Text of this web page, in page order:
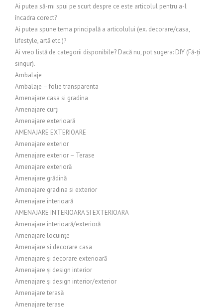
Ai putea să-mi spui pe scurt despre ce este articolul pentru a-l
încadra corect?
Ai putea spune tema principală a articolului (ex. decorare/casa,
lifestyle, artă etc.)?
Ai vreo listă de categorii disponibile? Dacă nu, pot sugera: DIY (Fă-ți
singur).
Ambalaje
Ambalaje – folie transparenta
Amenajare casa si gradina
Amenajare curți
Amenajare exterioară
AMENAJARE EXTERIOARE
Amenajare exterior
Amenajare exterior – Terase
Amenajare exterioră
Amenajare grădină
Amenajare gradina si exterior
Amenajare interioară
AMENAJARE INTERIOARA SI EXTERIOARA
Amenajare interioară/exterioră
Amenajare locuințe
Amenajare si decorare casa
Amenajare și decorare exterioară
Amenajare și design interior
Amenajare și design interior/exterior
Amenajare terasă
Amenajare terase